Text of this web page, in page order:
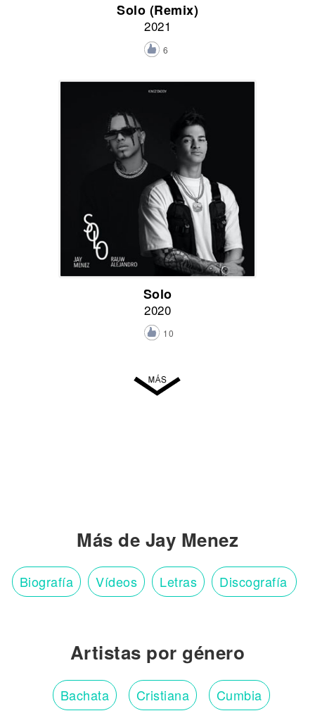
Solo (Remix)
2021
6
Solo
2020
10
Más de Jay Menez
Biografía Vídeos Letras Discografía
Artistas por género
Bachata Cristiana Cumbia